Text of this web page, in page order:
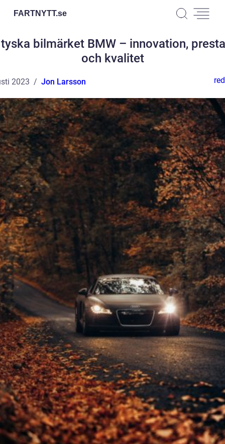
FARTNYTT.se
bilmärket BMW – innovation,
och kvalitet
2023 Jon Larsson